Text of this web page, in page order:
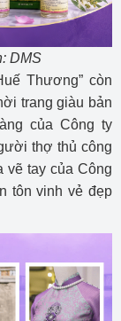
DMS
Thương” còn
trang giàu bản
của Công ty
thợ thủ công
vẽ tay của Công
tôn vinh vẻ đẹp